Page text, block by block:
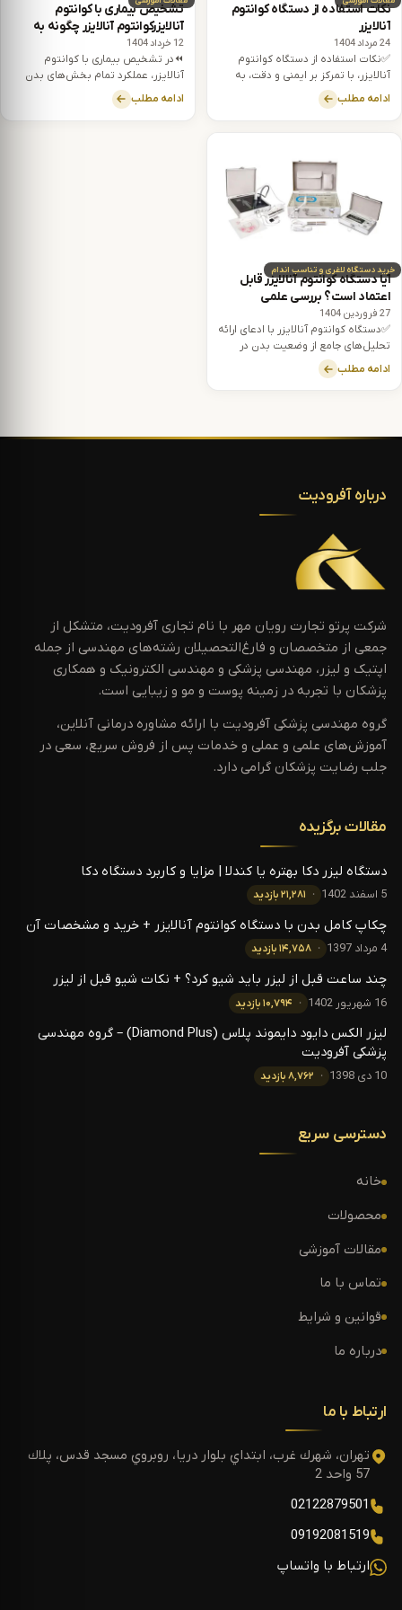
نکات استفاده از دستگاه کوانتوم
آنالایزر
24 مرداد 1404
✅نکات استفاده از دستگاه کوانتوم
آنالایزر، با تمرکز بر ایمنی و دقت، به
کاربران کمک می‌کند تا از مزایای آن
استفاده کنند.
ادامه مطلب
تشخیص بیماری با کوانتوم
آنالایزرکوانتوم آنالایزر چگونه به
پزشکان در تشخیص بیماری کمک
می‌کند؟
12 خرداد 1404
⏪در تشخیص بیماری با کوانتوم
آنالایزر، عملکرد تمام بخش‌های بدن
مانند قلب و عروق، سیستم تنفسی،
وضعیت هورمون‌ها، پروتئین‌ها و…
ادامه مطلب
خريد دستگاه لاغری و تناسب اندام
آیا دستگاه کوانتوم آنالایزر قابل
اعتماد است؟ بررسی علمی
27 فروردین 1404
✅دستگاه کوانتوم آنالایزر با ادعای ارائه
تحلیل‌های جامع از وضعیت بدن در
کمتر از یک دقیقه، توجه جامعه پزشکی
و عموم را به خود جلب کرده است
ادامه مطلب
درباره آفرودیت
شرکت پرتو تجارت رویان مهر با نام تجاری آفرودیت، متشکل از
جمعی از متخصصان و فارغ‌التحصیلان رشته‌های مهندسی از جمله
اپتیک و لیزر، مهندسی پزشکی و مهندسی الکترونیک و همکاری
پزشکان با تجربه در زمینه پوست و مو و زیبایی است.
گروه مهندسی پزشکی آفرودیت با ارائه مشاوره درمانی آنلاین،
آموزش‌های علمی و عملی و خدمات پس از فروش سریع، سعی در
جلب رضایت پزشکان گرامی دارد.
مقالات برگزیده
دستگاه لیزر دکا بهتره یا کندلا | مزایا و کاربرد دستگاه دکا
5 اسفند 1402 ۲۱,۲۸۱ بازدید
چکاپ کامل بدن با دستگاه کوانتوم آنالایزر + خرید و مشخصات آن
4 مرداد 1397 ۱۴,۷۵۸ بازدید
چند ساعت قبل از لیزر باید شیو کرد؟ + نکات شیو قبل از لیزر
16 شهریور 1402 ۱۰,۷۹۴ بازدید
لیزر الکس دایود دایموند پلاس (Diamond Plus) – گروه مهندسی
پزشکی آفرودیت
10 دی 1398 ۸,۷۶۲ بازدید
دسترسی سریع
خانه
محصولات
مقالات آموزشی
تماس با ما
قوانین و شرایط
درباره ما
ارتباط با ما
تهران، شهرك غرب، ابتداي بلوار دريا، روبروي مسجد قدس، پلاك
57 واحد 2
02122879501
09192081519
ارتباط با واتساپ